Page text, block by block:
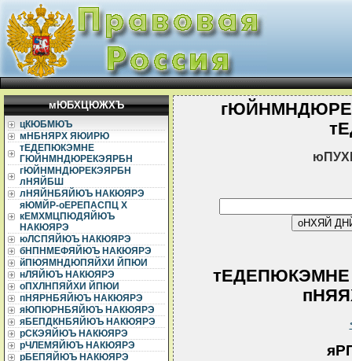
мЮБХЦЮЖХЪ
цКЮБМЮЪ
мНБНЯРХ ЯЮИРЮ
тЕДЕПЮКЭМНЕ
ГЮЙНМНДЮРЕКЭЯРБН
гЮЙНМНДЮРЕКЭЯРБН
лНЯЙБШ
лНЯЙНБЯЙЮЪ НАКЮЯРЭ
яЮМЙР-оЕРЕПАСПЦ Х
кЕМХМЦПЮДЯЙЮЪ
НАКЮЯРЭ
юЛСПЯЙЮЪ НАКЮЯРЭ
бНПНМЕФЯЙЮЪ НАКЮЯРЭ
йПЮЯМНДЮПЯЙХИ ЙПЮИ
нЛЯЙЮЪ НАКЮЯРЭ
оПХЛНПЯЙХИ ЙПЮИ
пНЯРНБЯЙЮЪ НАКЮЯРЭ
яЮПЮРНБЯЙЮЪ НАКЮЯРЭ
яБЕПДКНБЯЙЮЪ НАКЮЯРЭ
рСКЭЯЙЮЪ НАКЮЯРЭ
рЧЛЕМЯЙЮЪ НАКЮЯРЭ
рБЕПЯЙЮЪ НАКЮЯРЭ